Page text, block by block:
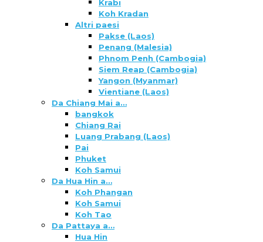
Krabi
Koh Kradan
Altri paesi
Pakse (Laos)
Penang (Malesia)
Phnom Penh (Cambogia)
Siem Reap (Cambogia)
Yangon (Myanmar)
Vientiane (Laos)
Da Chiang Mai a…
bangkok
Chiang Rai
Luang Prabang (Laos)
Pai
Phuket
Koh Samui
Da Hua Hin a…
Koh Phangan
Koh Samui
Koh Tao
Da Pattaya a…
Hua Hin